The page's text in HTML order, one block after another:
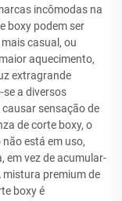
incômodas na
boxy podem ser
casual, ou
aquecimento,
extragrande
a diversos
sensação de
de corte boxy, o
está em uso,
em vez de acumular-
mistura premium de
boxy é